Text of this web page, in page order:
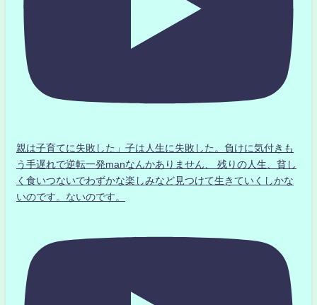
親は子育てに失敗した」子は人生に失敗した。負けに気付きも
う手遅れで逆転一発manなんかありません、 残りの人生、貧し
く食いつないでわずかな楽しみなど見つけて生きていくしかな
いのです。ないのです。